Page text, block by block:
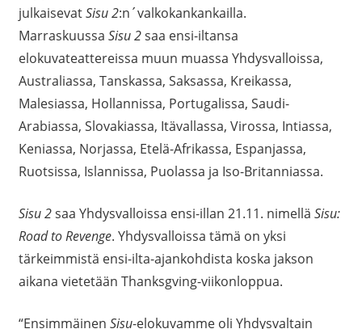
julkaisevatSisu 2:n´valkokankankailla.
Marraskuussa Sisu 2saa ensi-iltansa
elokuvateattereissa muun muassa Yhdysvalloissa,
Australiassa, Tanskassa, Saksassa, Kreikassa,
Malesiassa, Hollannissa, Portugalissa, Saudi-
Arabiassa, Slovakiassa, Itävallassa, Virossa, Intiassa,
Keniassa, Norjassa, Etelä-Afrikassa, Espanjassa,
Ruotsissa, Islannissa, Puolassa ja Iso-Britanniassa.
Sisu 2saa Yhdysvalloissa ensi-illan 21.11. nimellä Sisu:
Road to Revenge. Yhdysvalloissa tämä on yksi
tärkeimmistä ensi-ilta-ajankohdista koska jakson
aikana vietetään Thanksgving-viikonloppua.
“Ensimmäinen Sisu-elokuvamme oli Yhdysvaltain